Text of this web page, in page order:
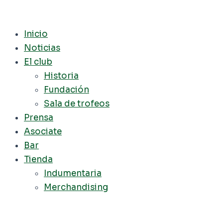
Inicio
Noticias
El club
Historia
Fundación
Sala de trofeos
Prensa
Asociate
Bar
Tienda
Indumentaria
Merchandising